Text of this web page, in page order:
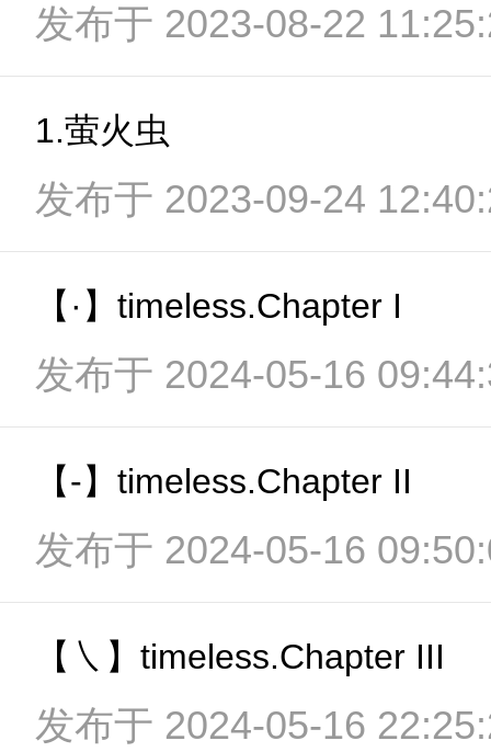
发布于 2023-08-22
1.萤火虫
发布于 2023-09-24
【·】timeless.Chapter I
发布于 2024-05-16
【-】timeless.Chapter II
发布于 2024-05-16
【㇏】timeless.Chapter III
发布于 2024-05-16